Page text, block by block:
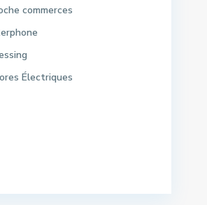
commerces
Électriques